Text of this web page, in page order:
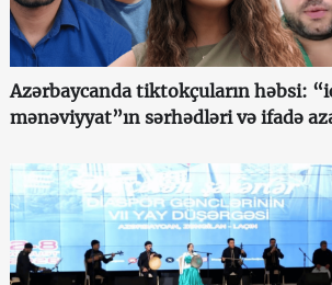
Azərbaycanda tiktokçuların həbsi:
mənəviyyat”ın sərhədləri və ifadə